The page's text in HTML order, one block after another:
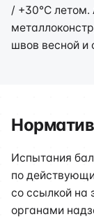
/ +30°C
швов весной и
Испытания
по
со ссылкой на
органами